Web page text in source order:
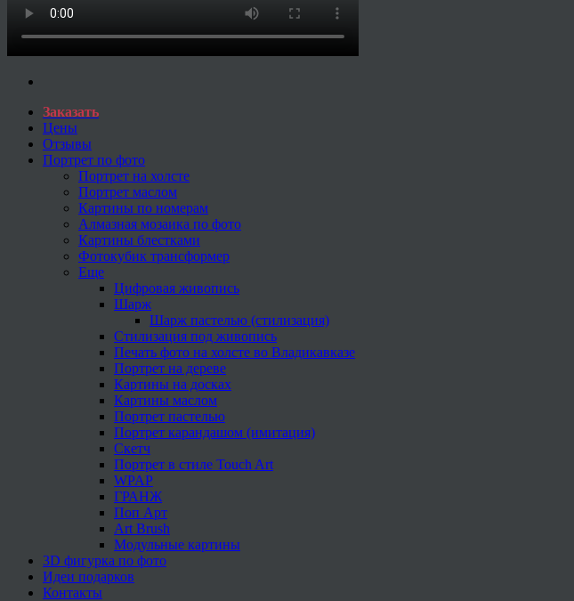
Заказать
Цены
Отзывы
Портрет по фото
Портрет на холсте
Портрет маслом
Картины по номерам
Алмазная мозаика по фото
Картины блестками
Фотокубик трансформер
Еще
Цифровая живопись
Шарж
Шарж пастелью (стилизация)
Стилизация под живопись
Печать фото на холсте во Владикавказе
Портрет на дереве
Картины на досках
Картины маслом
Портрет пастелью
Портрет карандашом (имитация)
Скетч
Портрет в стиле Touch Art
WPAP
ГРАНЖ
Поп Арт
Art Brush
Модульные картины
3D фигурка по фото
Идеи подарков
Контакты